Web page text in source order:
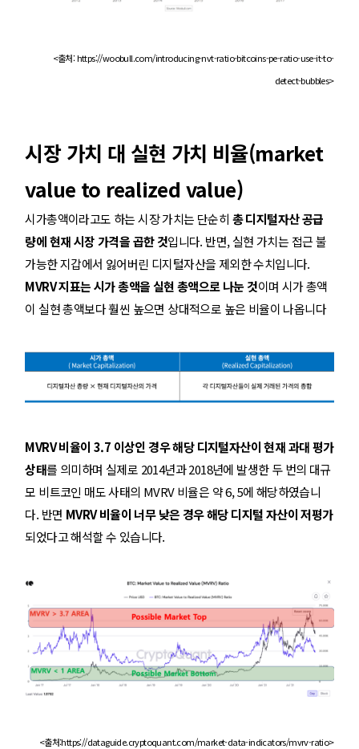
<출처: https://woobull.com/introducing-nvt-ratio-bitcoins-pe-ratio-use-it-to-
detect-bubbles>
시장 가치 대 실현 가치 비율(market
value to realized value)
시가총액이라고도 하는 시장 가치는 단순히 총 디지털자산 공급
량에 현재 시장 가격을 곱한 것입니다. 반면, 실현 가치는 접근 불
가능한 지갑에서 잃어버린 디지털자산을 제외한 수치입니다.
MVRV 지표는 시가 총액을 실현 총액으로 나눈 것이며 시가 총액
이 실현 총액보다 훨씬 높으면 상대적으로 높은 비율이 나옵니다
MVRV 비율이 3.7 이상인 경우 해당 디지털자산이 현재 과대 평가
상태를 의미하며 실제로 2014년과 2018년에 발생한 두 번의 대규
모 비트코인 매도 사태의 MVRV 비율은 약 6, 5에 해당하였습니
다. 반면 MVRV 비율이 너무 낮은 경우 해당 디지털 자산이 저평가
되었다고 해석할 수 있습니다.
<출처:https://dataguide.cryptoquant.com/market-data-indicators/mvrv-ratio>